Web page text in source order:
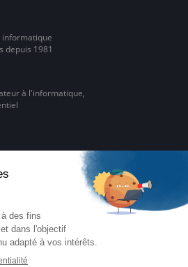
informatique
depuis 1981
à l'informatique,
formation
à l'informatique en ligne,